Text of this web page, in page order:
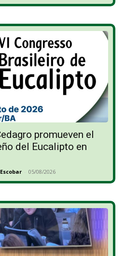
promueven el
del Eucalipto en
- 05/08/2026